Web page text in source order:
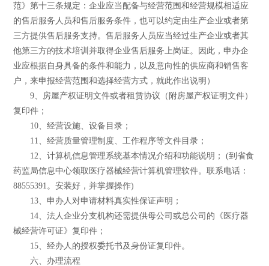
范》第十三条规定：企业应当配备与经营范围和经营规模相适应
的售后服务人员和售后服务条件，也可以约定由生产企业或者第
三方提供售后服务支持。售后服务人员应当经过生产企业或者其
他第三方的技术培训并取得企业售后服务上岗证。因此，申办企
业应根据自身具备的条件和能力，以及意向性的供应商和销售客
户，来申报经营范围和选择经营方式，就此作出说明）
9、房屋产权证明文件或者租赁协议（附房屋产权证明文件）
复印件；
10、经营设施、设备目录；
11、经营质量管理制度、工作程序等文件目录；
12、计算机信息管理系统基本情况介绍和功能说明； (到省食
药监局信息中心领取医疗器械经营计算机管理软件。联系电话：
88555391。安装好，并掌握操作)
13、申办人对申请材料真实性保证声明；
14、法人企业分支机构还需提供母公司或总公司的《医疗器
械经营许可证》复印件；
15、经办人的授权委托书及身份证复印件。
六、办理流程